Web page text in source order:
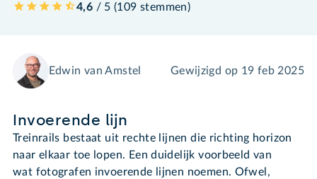
4,6 / 5 (109 stemmen)
Edwin van Amstel Gewijzigd op 19 feb 2025
Invoerende lijn
Treinrails bestaat uit rechte lijnen die richting horizon
naar elkaar toe lopen. Een duidelijk voorbeeld van
wat fotografen invoerende lijnen noemen. Ofwel,